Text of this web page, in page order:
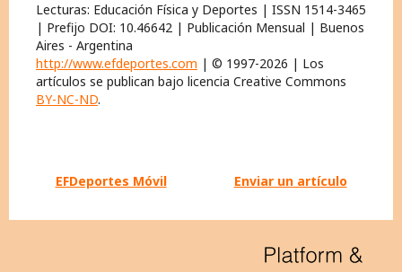
Lecturas: Educación Física y Deportes | ISSN 1514-3465
| Prefijo DOI: 10.46642 | Publicación Mensual | Buenos
Aires - Argentina
http://www.efdeportes.com | © 1997-2026 | Los
artículos se publican bajo licencia Creative Commons
BY-NC-ND.
EFDeportes Móvil Enviar un artículo